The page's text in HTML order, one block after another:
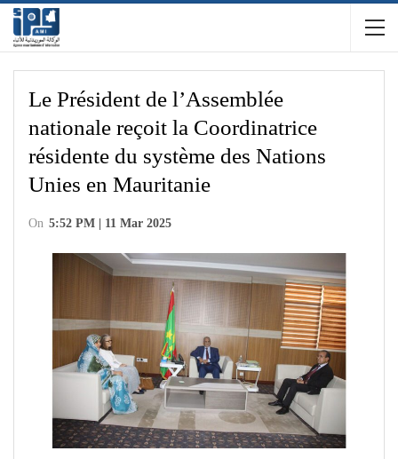
Le Président de l’Assemblée
nationale reçoit la Coordinatrice
résidente du système des Nations
Unies en Mauritanie
On 5:52 PM | 11 Mar 2025